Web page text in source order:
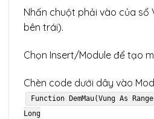
Nhấn chuột phải vào của sổ
bên trái).
Chọn Insert/Module để tạo
Chèn code dưới dây vào
Function DemMau(Vung As
Long